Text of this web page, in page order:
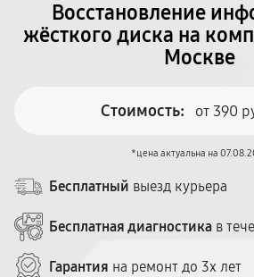
Восстановление
жёсткого диска на
Москве
Стоимость: от 390
*цена актуальна на
Бесплатный выезд курьера
Бесплатная диагностика в
Гарантия на ремонт до 3х лет